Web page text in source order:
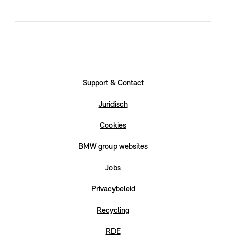
Support & Contact
Juridisch
Cookies
BMW group websites
Jobs
Privacybeleid
Recycling
RDE